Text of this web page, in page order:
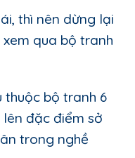
thì nên dừng lại
qua bộ tranh
thuộc bộ tranh 6
đặc điểm sở
trong nghề